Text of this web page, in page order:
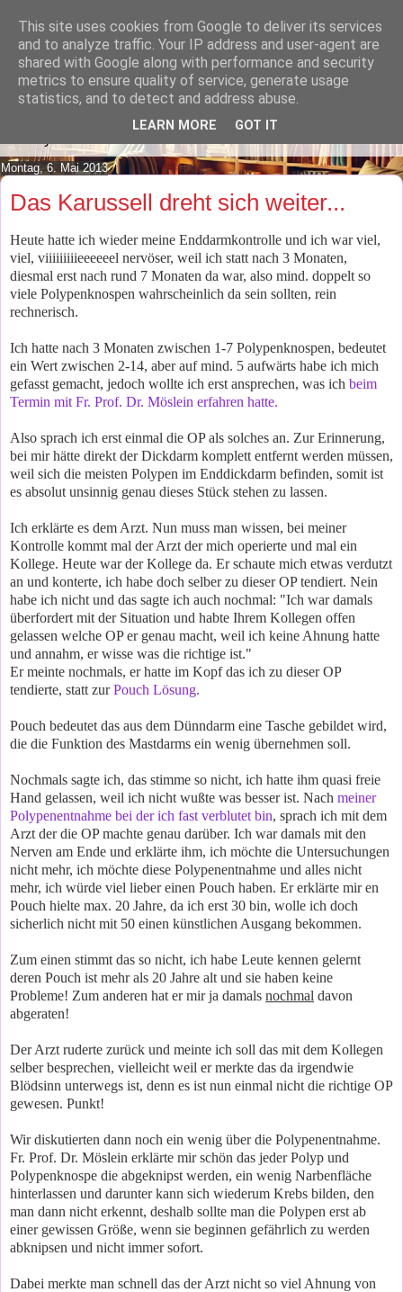
Lilafusselfee lädt Dich in ihr
Wohnzimmer ein.
Mach es Dir doch gemütlich und lies ein wenig über meine
Montag, 6. Mai 2013
Das Karussell dreht sich weiter...
Heute hatte ich wieder meine Enddarmkontrolle und ich war viel,
viel, viiiiiiiiieeeeeel nervöser, weil ich statt nach 3 Monaten,
diesmal erst nach rund 7 Monaten da war, also mind. doppelt so
viele Polypenknospen wahrscheinlich da sein sollten, rein
rechnerisch.
Ich hatte nach 3 Monaten zwischen 1-7 Polypenknospen, bedeutet
ein Wert zwischen 2-14, aber auf mind. 5 aufwärts habe ich mich
gefasst gemacht, jedoch wollte ich erst ansprechen, was ich beim
Termin mit Fr. Prof. Dr. Möslein erfahren hatte.
Also sprach ich erst einmal die OP als solches an. Zur Erinnerung,
bei mir hätte direkt der Dickdarm komplett entfernt werden müssen,
weil sich die meisten Polypen im Enddickdarm befinden, somit ist
es absolut unsinnig genau dieses Stück stehen zu lassen.
Ich erklärte es dem Arzt. Nun muss man wissen, bei meiner
Kontrolle kommt mal der Arzt der mich operierte und mal ein
Kollege. Heute war der Kollege da. Er schaute mich etwas verdutzt
an und konterte, ich habe doch selber zu dieser OP tendiert. Nein
habe ich nicht und das sagte ich auch nochmal: "Ich war damals
überfordert mit der Situation und habte Ihrem Kollegen offen
gelassen welche OP er genau macht, weil ich keine Ahnung hatte
und annahm, er wisse was die richtige ist."
Er meinte nochmals, er hatte im Kopf das ich zu dieser OP
tendierte, statt zurPouch Lösung.
Pouch bedeutet das aus dem Dünndarm eine Tasche gebildet wird,
die die Funktion des Mastdarms ein wenig übernehmen soll.
Nochmals sagte ich, das stimme so nicht, ich hatte ihm quasi freie
Hand gelassen, weil ich nicht wußte was besser ist. Nach meiner
Polypenentnahme bei der ich fast verblutet bin, sprach ich mit dem
Arzt der die OP machte genau darüber. Ich war damals mit den
Nerven am Ende und erklärte ihm, ich möchte die Untersuchungen
nicht mehr, ich möchte diese Polypenentnahme und alles nicht
mehr, ich würde viel lieber einen Pouch haben. Er erklärte mir en
Pouch hielte max. 20 Jahre, da ich erst 30 bin, wolle ich doch
sicherlich nicht mit 50 einen künstlichen Ausgang bekommen.
Zum einen stimmt das so nicht, ich habe Leute kennen gelernt
deren Pouch ist mehr als 20 Jahre alt und sie haben keine
Probleme! Zum anderen hat er mir ja damals nochmal davon
abgeraten!
Der Arzt ruderte zurück und meinte ich soll das mit dem Kollegen
selber besprechen, vielleicht weil er merkte das da irgendwie
Blödsinn unterwegs ist, denn es ist nun einmal nicht die richtige OP
gewesen. Punkt!
Wir diskutierten dann noch ein wenig über die Polypenentnahme.
Fr. Prof. Dr. Möslein erklärte mir schön das jeder Polyp und
Polypenknospe die abgeknipst werden, ein wenig Narbenfläche
hinterlassen und darunter kann sich wiederum Krebs bilden, den
man dann nicht erkennt, deshalb sollte man die Polypen erst ab
einer gewissen Größe, wenn sie beginnen gefährlich zu werden
abknipsen und nicht immer sofort.
Dabei merkte man schnell das der Arzt nicht so viel Ahnung von
This site uses cookies from Google to deliver its services
and to analyze traffic. Your IP address and user-agent are
shared with Google along with performance and security
metrics to ensure quality of service, generate usage
statistics, and to detect and address abuse.
LEARN MORE GOT IT